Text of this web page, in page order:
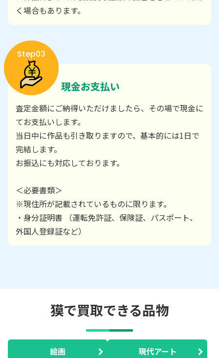
く場合もあります。
Step03
現金お支払い
査定金額にご納得いただけましたら、その場で現金に
てお支払いします。
当日中に作品も引き取りますので、基本的には1日で
完結します。
お振込にも対応しております。
＜必要書類＞
※現住所が記載されているものに限ります。
・身分証明書 （運転免許証、保険証、パスポート、
外国人登録証など）
獏で買取できる品物
絵画 現代アート